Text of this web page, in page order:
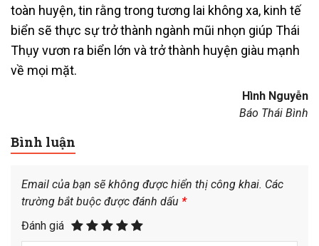
toàn huyện, tin rằng trong tương lai không xa, kinh tế
biển sẽ thực sự trở thành ngành mũi nhọn giúp Thái
Thụy vươn ra biển lớn và trở thành huyện giàu mạnh
về mọi mặt.
Hình Nguyễn
Báo Thái Bình
Bình luận
Email của bạn sẽ không được hiển thị công khai. Các
trường bắt buộc được đánh dấu *
Đánh giá